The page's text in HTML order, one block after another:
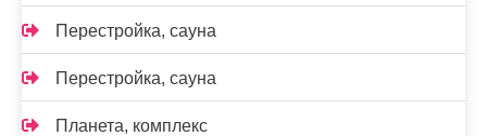
Перестройка, сауна
Перестройка, сауна
Планета, комплекс